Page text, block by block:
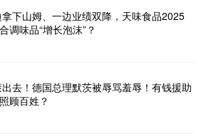
下山姆、一边业绩双降，天味食品2025
调味品“增长泡沫”？
去！德国总理默茨被辱骂羞辱！有钱援助
顾百姓？